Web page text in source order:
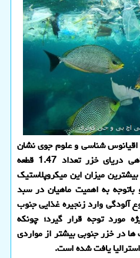
اقیانوس شناسی و علوم جوی نشان
میدهد به طور متوسط هر ماهی دریای خزر تعداد 1.47 قطعه
میزان این میکروپلاستیک
به اهمیت ماهیان در سبد
آلودگی وارد زنجیره غذایی جنوب
مورد توجه قرار گیرد؛ چونکه
ها در خزر جنوبی بیشتر از مواردی
یافت شده است.